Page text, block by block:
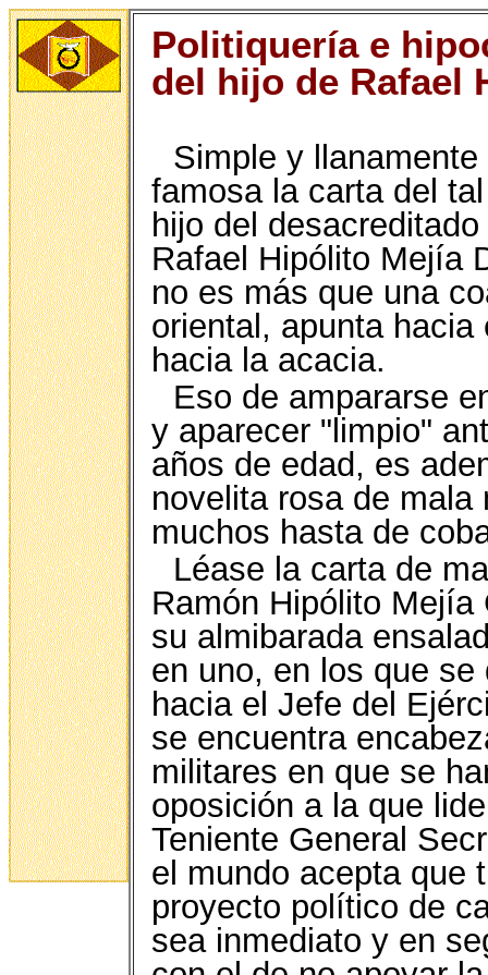
Politiquería e
del hijo de Rafael
Simple y
famosa la carta del
hijo del
Rafael Hipólito Mejía
no es más que una
oriental, apunta
hacia la acacia.
Eso de ampararse
y aparecer "limpio"
años de edad, es
novelita rosa de
muchos hasta de
Léase la carta de
Ramón Hipólito
su almibarada
en uno, en los que
hacia el Jefe del
se encuentra
militares en que se
oposición a la que
Teniente General
el mundo acepta que
proyecto político de
sea inmediato y en